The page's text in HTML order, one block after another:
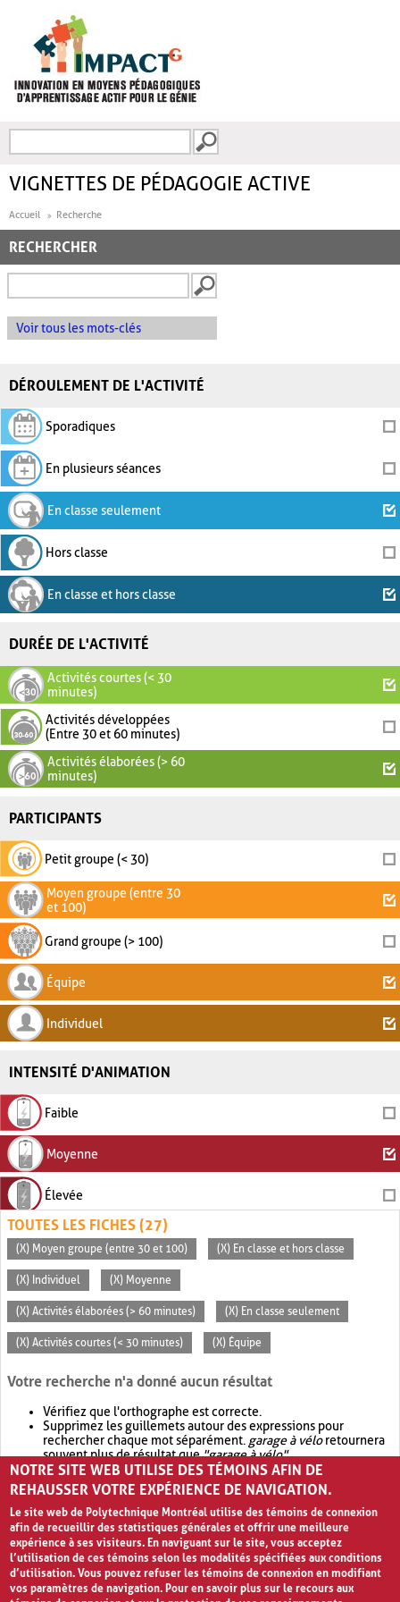
FORMULAIRE DE
VIGNETTES DE PÉDAGOGIE ACTIVE
Accueil Recherche
RECHERCHER
Voir tous les mots-clés
DÉROULEMENT DE L'ACTIVITÉ
Sporadiques
En plusieurs séances
En classe seulement
Hors classe
En classe et hors classe
DURÉE DE L'ACTIVITÉ
Activités courtes (< 30
minutes)
Activités développées
(Entre 30 et 60 minutes)
Activités élaborées (> 60
minutes)
PARTICIPANTS
Petit groupe (< 30)
Moyen groupe (entre 30
et 100)
Grand groupe (> 100)
Équipe
Individuel
INTENSITÉ D'ANIMATION
Faible
Moyenne
Élevée
TOUTES LES FICHES (27)
(X) Moyen groupe (entre 30 et 100) (X) En classe et hors classe
(X) Individuel (X) Moyenne
(X) Activités élaborées (> 60 minutes) (X) En classe seulement
(X) Activités courtes (< 30 minutes) (X) Équipe
Votre recherche n'a donné aucun résultat
Vérifiez que l'orthographe est correcte.
Supprimez les guillemets autour des expressions pour
rechercher chaque mot séparément. garage à véloretournera
souvent plus de résultat que"garage à vélo".
Envisagez d'élargir votre recherche avec OR.garage OR vélo
retournera souvent plus de résultat quegarage à vélo
NOTRE SITE WEB UTILISE DES TÉMOINS AFIN DE
REHAUSSER VOTRE EXPÉRIENCE DE NAVIGATION.
Le site web de Polytechnique Montréal utilise des témoins de connexion
afin de recueillir des statistiques générales et offrir une meilleure
expérience à ses visiteurs. En naviguant sur le site, vous acceptez
l’utilisation de ces témoins selon les modalités spécifiées aux conditions
d’utilisation. Vous pouvez refuser les témoins de connexion en modifiant
vos paramètres de navigation. Pour en savoir plus sur le recours aux